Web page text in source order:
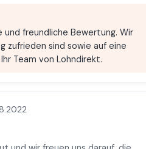
und freundliche Bewertung. Wir
zufrieden sind sowie auf eine
Team von Lohndirekt.